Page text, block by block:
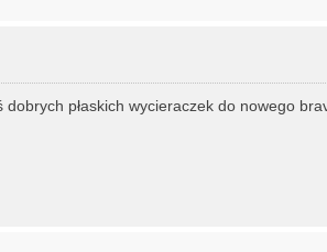
płaskich wycieraczek do nowego